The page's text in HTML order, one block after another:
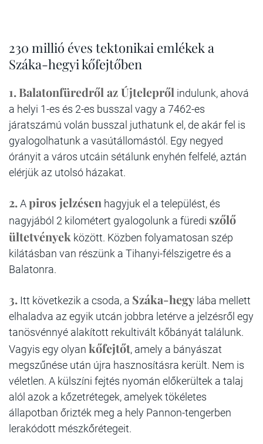
230 millió éves tektonikai emlékek a
Száka-hegyi kőfejtőben
1.Balatonfüredről az Újtelepről indulunk, ahová
a helyi 1-es és 2-es busszal vagy a 7462-es
járatszámú volán busszal juthatunk el, de akár fel is
gyalogolhatunk a vasútállomástól. Egy negyed
órányit a város utcáin sétálunk enyhén felfelé, aztán
elérjük az utolsó házakat.
2.A piros jelzésen hagyjuk el a települést, és
nagyjából 2 kilométert gyalogolunk a füredi szőlő
ültetvények között. Közben folyamatosan szép
kilátásban van részünk a Tihanyi-félszigetre és a
Balatonra.
3. Itt következik a csoda, a Száka-hegy lába mellett
elhaladva az egyik utcán jobbra letérve a jelzésről egy
tanösvénnyé alakított rekultivált kőbányát találunk.
Vagyis egy olyan kőfejtőt, amely a bányászat
megszűnése után újra hasznosításra került. Nem is
véletlen. A külszíni fejtés nyomán előkerültek a talaj
alól azok a kőzetrétegek, amelyek tökéletes
állapotban őrizték meg a hely Pannon-tengerben
lerakódott mészkőrétegeit.